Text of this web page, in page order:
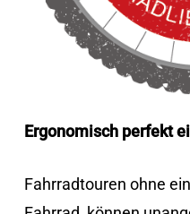
Ergonomisch perfekt
Fahrradtouren ohne